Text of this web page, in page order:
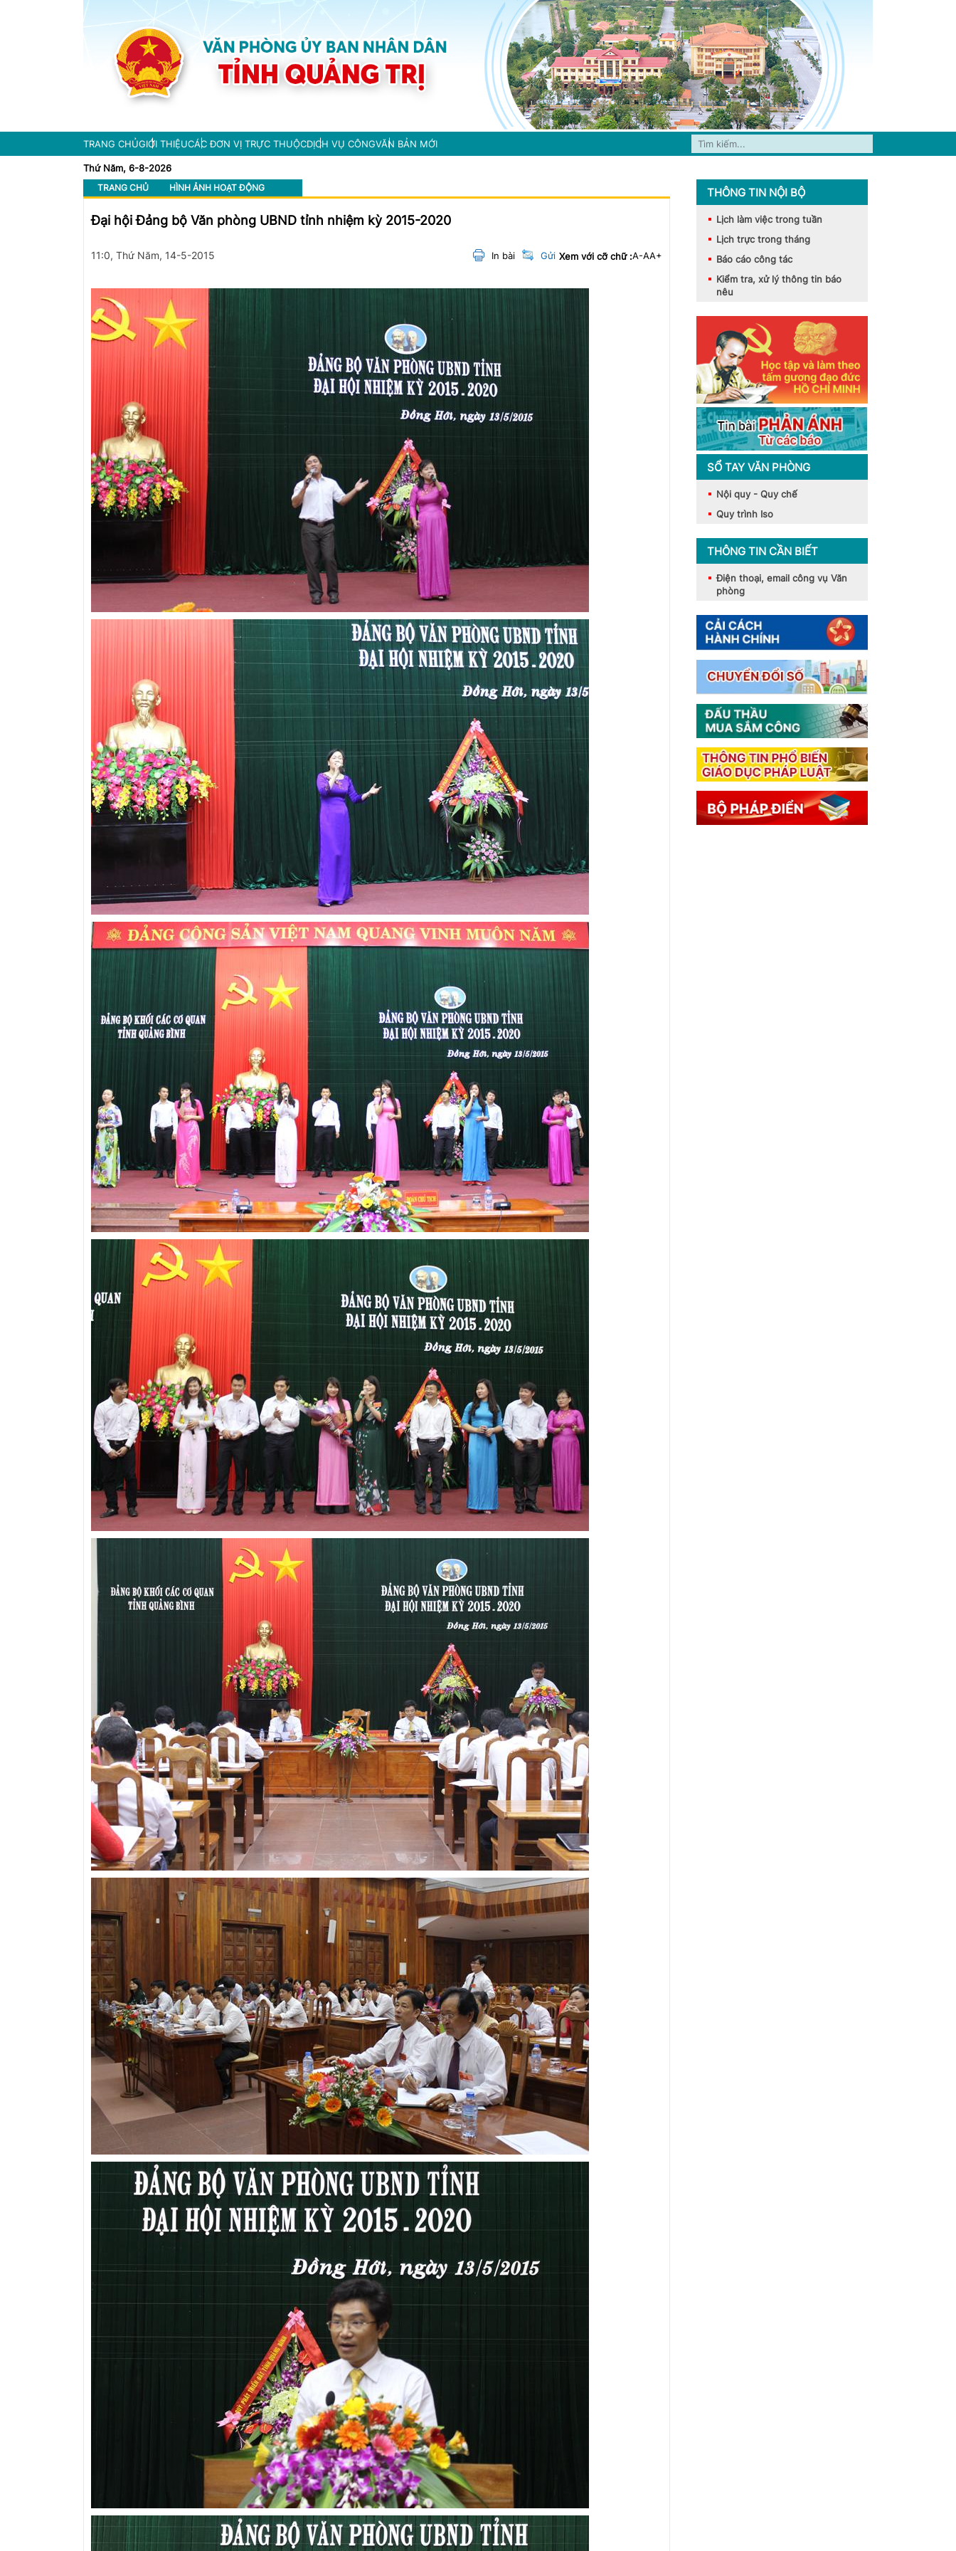
TRANG CHỦGIỚI THIỆUCÁC ĐƠN VỊ TRỰC THUỘCDỊCH VỤ CÔNGVĂN BẢN MỚI
Thứ Năm, 6-8-2026
TRANG CHỦ HÌNH ẢNH HOẠT ĐỘNG
Đại hội Đảng bộ Văn phòng UBND tỉnh nhiệm kỳ 2015-2020
11:0, Thứ Năm, 14-5-2015 In bài Gửi Xem với cỡ chữ :A-AA+
THÔNG TIN NỘI BỘ
Lịch làm việc trong tuần
Lịch trực trong tháng
Báo cáo công tác
Kiểm tra, xử lý thông tin báo
nêu
SỔ TAY VĂN PHÒNG
Nội quy - Quy chế
Quy trình Iso
THÔNG TIN CẦN BIẾT
Điện thoại, email công vụ Văn
phòng